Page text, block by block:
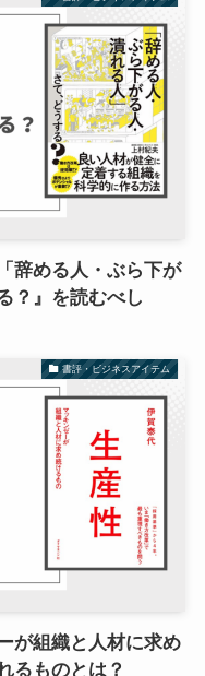
辞める人・ぶら下が
？』を読むべし
書評・ビジネスアイテム
が組織と人材に求め
るものとは？